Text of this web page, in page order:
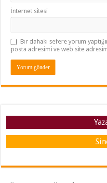
İnternet sitesi
Bir dahaki sefere yorum
posta adresimi ve web site